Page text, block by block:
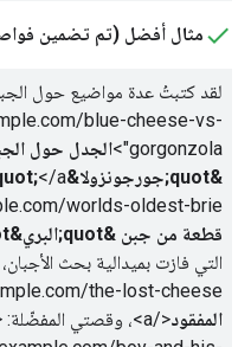
مثال أفضل (تم تضمين
لقد كتبتُ عدة مواضيع حول
blue-cheese-vs-
gorgonzola">
الجدل حول
&quot;جورجونزولا&quot;
</a>
worlds-oldest-brie">
قطعة من جبن &quot;البري&quot; في العالم
التي فازت بميدالية بحث
the-lost-cheese">
المفقود</a> ، وقصتي المفضّلة: